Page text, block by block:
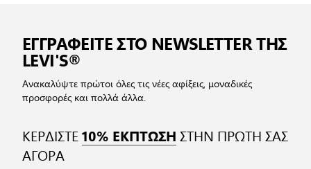
ΕΓΓΡΑΦΕΙΤΕ ΣΤΟ NEWSLETTER ΤΗΣ
LEVI'S®
Ανακαλύψτε πρώτοι όλες τις νέες αφίξεις, μοναδικές
προσφορές και πολλά άλλα.
ΚΕΡΔΙΣΤΕ10% ΕΚΠΤΩΣΗ ΣΤΗΝ ΠΡΩΤΗ ΣΑΣ
ΑΓΟΡΑ